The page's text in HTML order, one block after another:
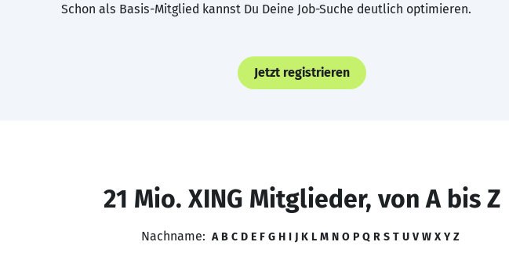
Schon als Basis-Mitglied kannst Du Deine Job-Suche deutlich optimieren.
Jetzt registrieren
21 Mio. XING Mitglieder, von A bis Z
Nachname: A B C D E F G H I J K L M N O P Q R S T U V W X Y Z